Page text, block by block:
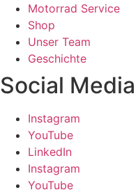
Motorrad Service
Shop
Unser Team
Geschichte
Social Media
Instagram
YouTube
LinkedIn
Instagram
YouTube